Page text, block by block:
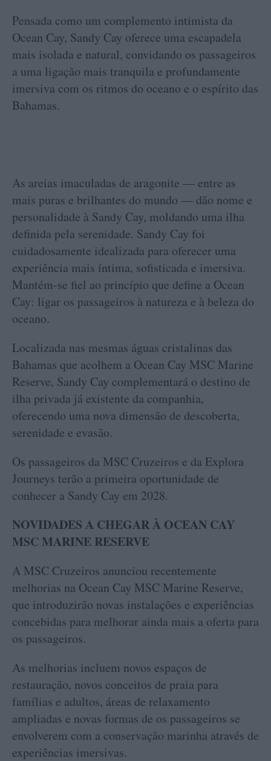
Pensada como um complemento intimista da
Ocean Cay, Sandy Cay oferece uma escapadela
mais isolada e natural, convidando os passageiros
a uma ligação mais tranquila e profundamente
imersiva com os ritmos do oceano e o espírito das
Bahamas.
As areias imaculadas de aragonite — entre as
mais puras e brilhantes do mundo — dão nome e
personalidade à Sandy Cay, moldando uma ilha
definida pela serenidade. Sandy Cay foi
cuidadosamente idealizada para oferecer uma
experiência mais íntima, sofisticada e imersiva.
Mantém-se fiel ao princípio que define a Ocean
Cay: ligar os passageiros à natureza e à beleza do
oceano.
Localizada nas mesmas águas cristalinas das
Bahamas que acolhem a Ocean Cay MSC Marine
Reserve, Sandy Cay complementará o destino de
ilha privada já existente da companhia,
oferecendo uma nova dimensão de descoberta,
serenidade e evasão.
Os passageiros da MSC Cruzeiros e da Explora
Journeys terão a primeira oportunidade de
conhecer a Sandy Cay em 2028.
NOVIDADES A CHEGAR À OCEAN CAY
MSC MARINE RESERVE
A MSC Cruzeiros anunciou recentemente
melhorias na Ocean Cay MSC Marine Reserve,
que introduzirão novas instalações e experiências
concebidas para melhorar ainda mais a oferta para
os passageiros.
As melhorias incluem novos espaços de
restauração, novos conceitos de praia para
famílias e adultos, áreas de relaxamento
ampliadas e novas formas de os passageiros se
envolverem com a conservação marinha através de
experiências imersivas.